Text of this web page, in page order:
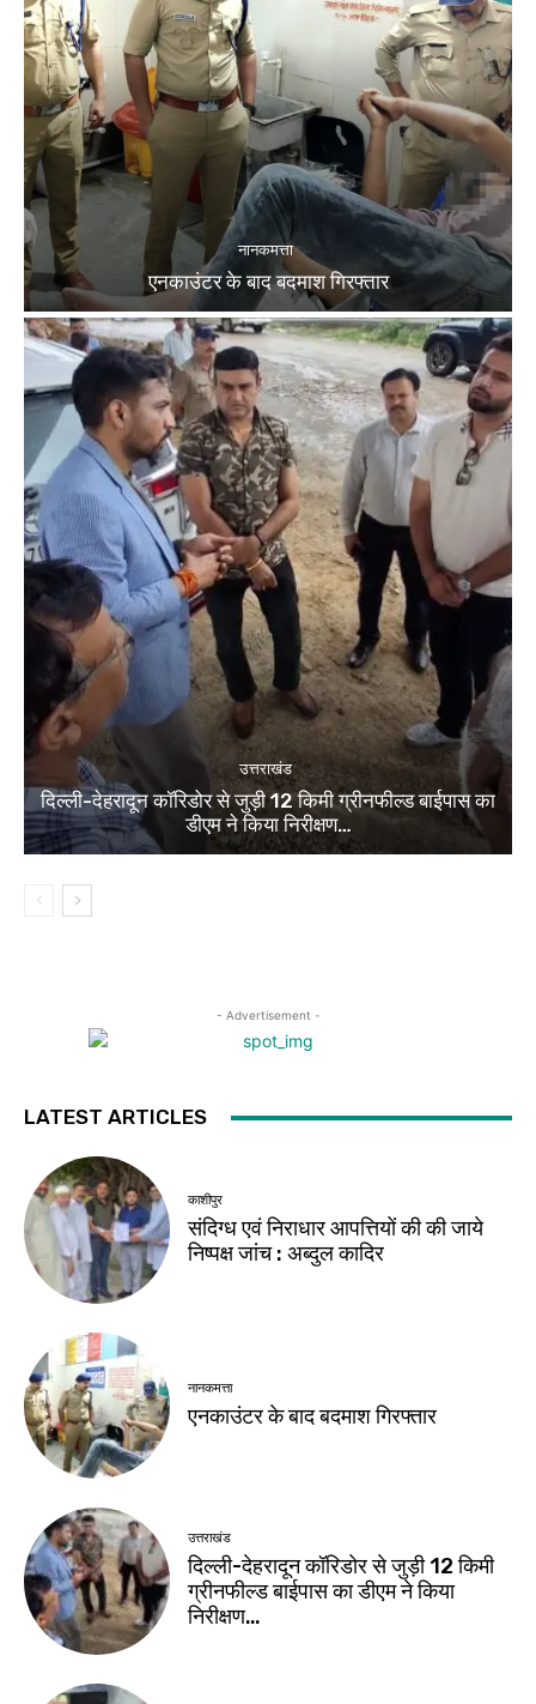
नानकमत्ता
एनकाउंटर के बाद बदमाश गिरफ्तार
उत्तराखंड
दिल्ली-देहरादून कॉरिडोर से जुड़ी 12 किमी ग्रीनफील्ड बाईपास का
डीएम ने किया निरीक्षण…
- Advertisement -
LATEST ARTICLES
काशीपुर
संदिग्ध एवं निराधार आपत्तियों की की जाये
निष्पक्ष जांच : अब्दुल कादिर
नानकमत्ता
एनकाउंटर के बाद बदमाश गिरफ्तार
उत्तराखंड
दिल्ली-देहरादून कॉरिडोर से जुड़ी 12 किमी
ग्रीनफील्ड बाईपास का डीएम ने किया
निरीक्षण…